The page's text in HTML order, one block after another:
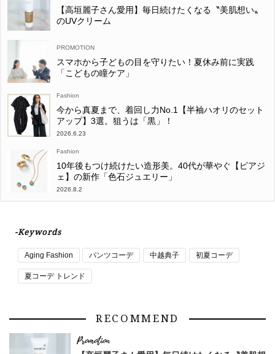
【高垣麗子さん愛用】毎日続けたくなる〝美肌想い〟
のUVクリーム
スマホから子どもの目を守りたい！夏休み前に実践
「こどもの瞳ケア」
Fashion
今から真夏まで、着回し力No.1【半袖ハオリのセット
アップ】3選。狙うは「黒」！
2026.6.23
Fashion
10年後もつけ続けたい造形美。40代が華やぐ【ピアジ
ェ】の新作「色石ジュエリー」
2026.8.2
-Keywords
Aging Fashion パンツコーデ 中越典子 初夏コーデ
夏コーデ トレンド
RECOMMEND